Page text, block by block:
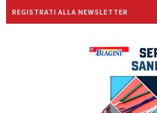
REGISTRATI ALLA NEWSLETTER